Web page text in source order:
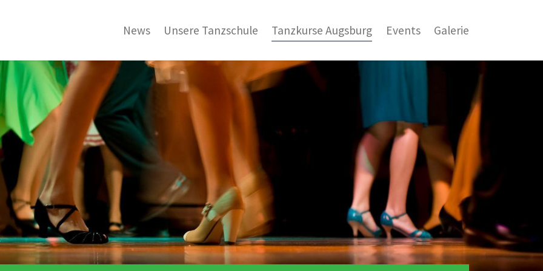
News Unsere Tanzschule Tanzkurse Augsburg Events Galerie